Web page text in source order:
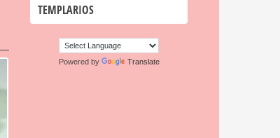
TEMPLARIOS
Powered by Translate